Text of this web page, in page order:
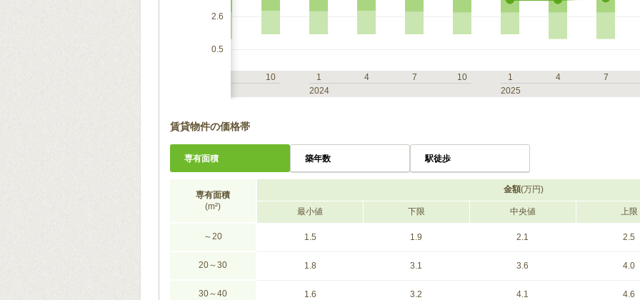
2.6
0.5
10
1 4 7
10
2024
1 4
7
2025
賃貸物件の価格帯
専有面積 築年数 駅徒歩
専有面積
(m²)
金額(万円)
最小値 下限 中央値 上限
～20 1.5 1.9 2.1 2.5
20～30 1.8 3.1 3.6 4.0
30～40 1.6 3.2 4.1 4.6